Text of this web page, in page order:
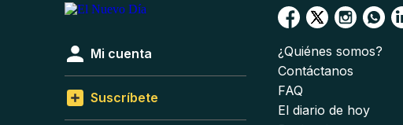
Mi cuenta
Suscríbete
¿Quiénes somos?
Contáctanos
FAQ
El diario de hoy